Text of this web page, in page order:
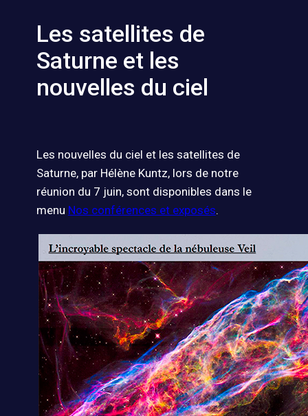
Les satellites de
Saturne et les
nouvelles du ciel
Les nouvelles du ciel et les satellites de
Saturne, par Hélène Kuntz, lors de notre
réunion du 7 juin, sont disponibles dans le
menu Nos conférences et exposés.